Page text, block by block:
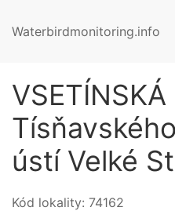
Waterbirdmonitoring.info
ústí Velké
Kód lokality: 74162